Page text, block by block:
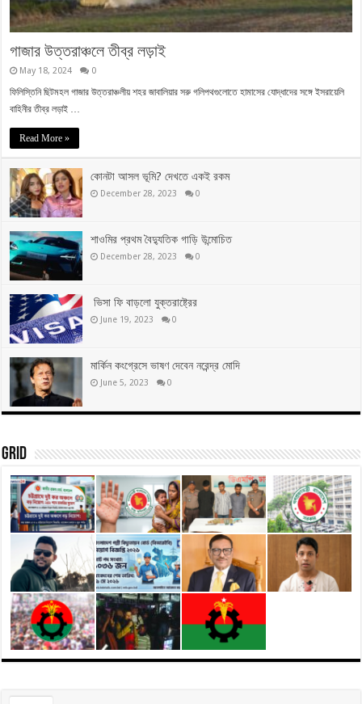
গাজার উত্তরাঞ্চলে তীব্র লড়াই
May 18, 2024 0
ফিলিস্তিনি ছিটমহল গাজার উত্তরাঞ্চলীয় শহর জাবালিয়ার সরু গলিপথগুলোতে হামাসের যোদ্ধাদের সঙ্গে ইসরায়েলি
বাহিনীর তীব্র লড়াই …
Read More »
কোনটা আসল ভূমি? দেখতে একই রকম
December 28, 2023 0
শাওমির প্রথম বৈদ্যুতিক গাড়ি উন্মোচিত
December 28, 2023 0
ভিসা ফি বাড়লো যুক্তরাষ্ট্রের
June 19, 2023 0
মার্কিন কংগ্রেসে ভাষণ দেবেন নরেন্দ্র মোদি
June 5, 2023 0
Grid